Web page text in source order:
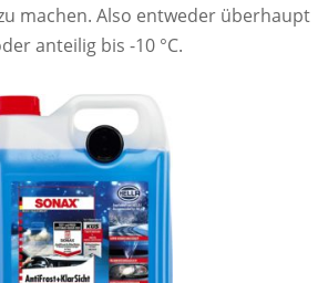
machen. Also entweder überhaupt
anteilig bis -10 °C.